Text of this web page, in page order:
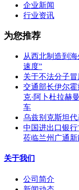
企业新闻
行业资讯
为您推荐
从西北制造到
速度”
关于不法分子
交通部长伊尔霍
克·阿卜杜拉赫
车
乌兹别克斯坦
中国进出口银
莅临兰州广通
关于我们
公司简介